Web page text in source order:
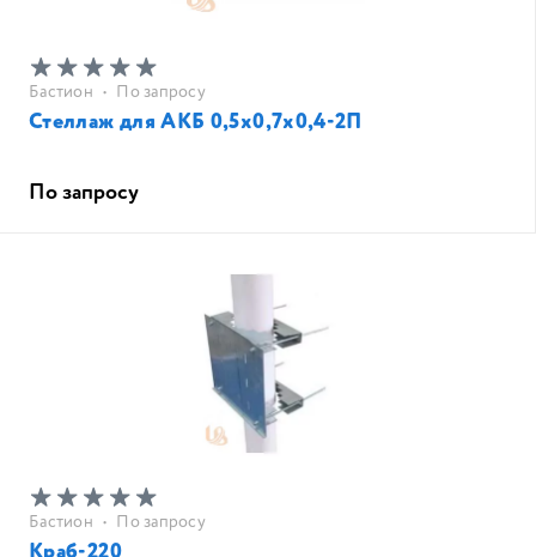
Бастион • По запросу
Стеллаж для АКБ 0,5х0,7х0,4-2П
По запросу
Бастион • По запросу